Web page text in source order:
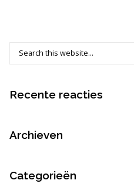
Recente reacties
Archieven
Categorieën